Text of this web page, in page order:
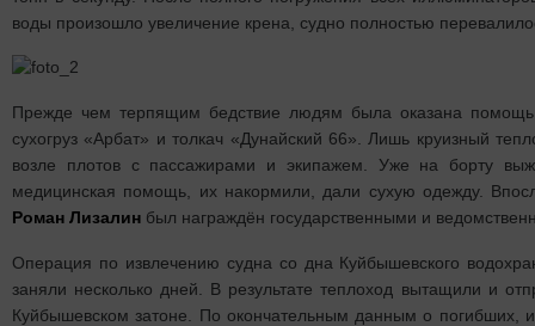
воды произошло увеличение крена, судно полностью
Прежде чем терпящим бедствие людям была оказана
сухогруз «Арбат» и толкач «Дунайский 66». Лишь круизный
возле плотов с пассажирами и экипажем. Уже на борту
медицинская помощь, их накормили, дали сухую одежду.
Роман Лизалин был награждён государственными и
Операция по извлечению судна со дна Куйбышевского
заняли несколько дней. В результате теплоход вытащили и
Куйбышевском затоне. По окончательным данным о погибших,